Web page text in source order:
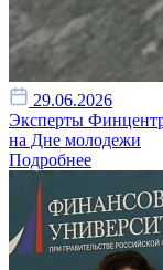
29.06.2026
Эксперты
на Дне молодежи
Подробнее